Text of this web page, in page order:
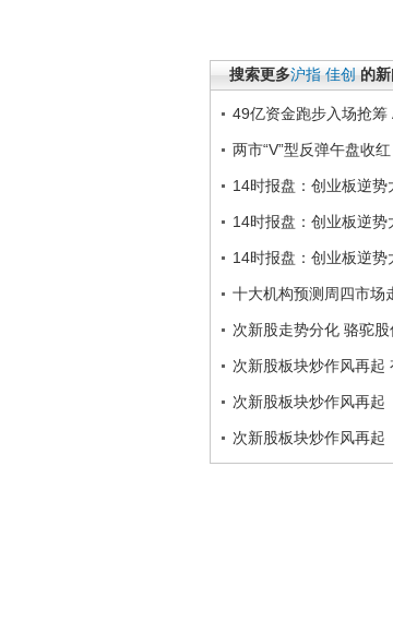
搜索更多沪指 佳创 的新
49亿资金跑步入场抢
两市“V”型反弹午盘收
14时报盘：创业板逆势
14时报盘：创业板逆势
14时报盘：创业板逆势
十大机构预测周四市场
次新股走势分化 骆驼
次新股板块炒作风再起
次新股板块炒作风再起
次新股板块炒作风再起